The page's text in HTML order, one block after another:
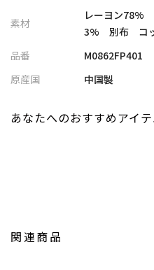
・無地とは一味違う表情で、ス
・細身ながら動きやすく、長時
・ハンドウォッシャブル仕様で
ー仕様
イルに
・スニーカーからレザーシュー
素材
レーヨン78%
3% 別布 コ
品番
M0862FP401
原産国
中国製
関連商品
あなたへのおすすめアイ